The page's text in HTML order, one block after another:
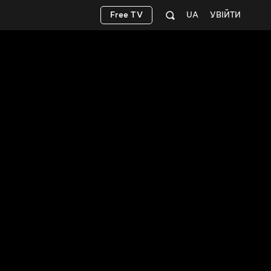
УВІЙТИ
UA
Free TV